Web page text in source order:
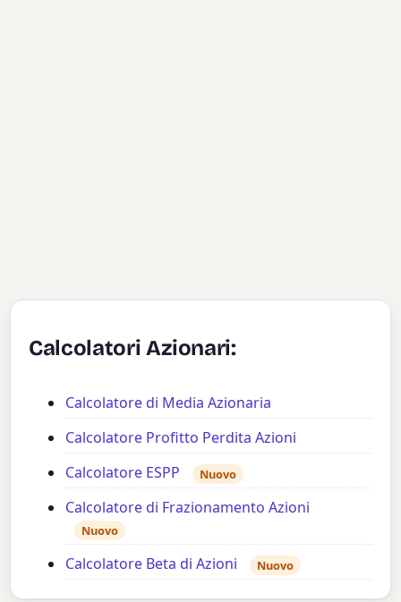
Calcolatori Azionari:
Calcolatore di Media Azionaria
Calcolatore Profitto Perdita Azioni
Calcolatore ESPP
Nuovo
Calcolatore di Frazionamento Azioni
Nuovo
Calcolatore Beta di Azioni Nuovo